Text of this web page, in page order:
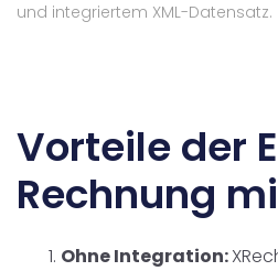
und integriertem XML-Datensatz.
Vorteile der
Rechnung
Ohne Integration: